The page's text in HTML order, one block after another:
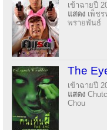
เข้าฉายปี
แสดง เพ็ช
พรายพันธ์
The
เข้าฉายปี
แสดง
Chou